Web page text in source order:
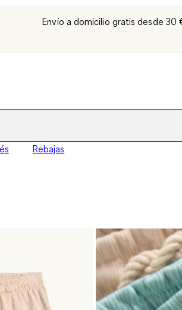
Envío a domicilio gratis desde
Rebajas